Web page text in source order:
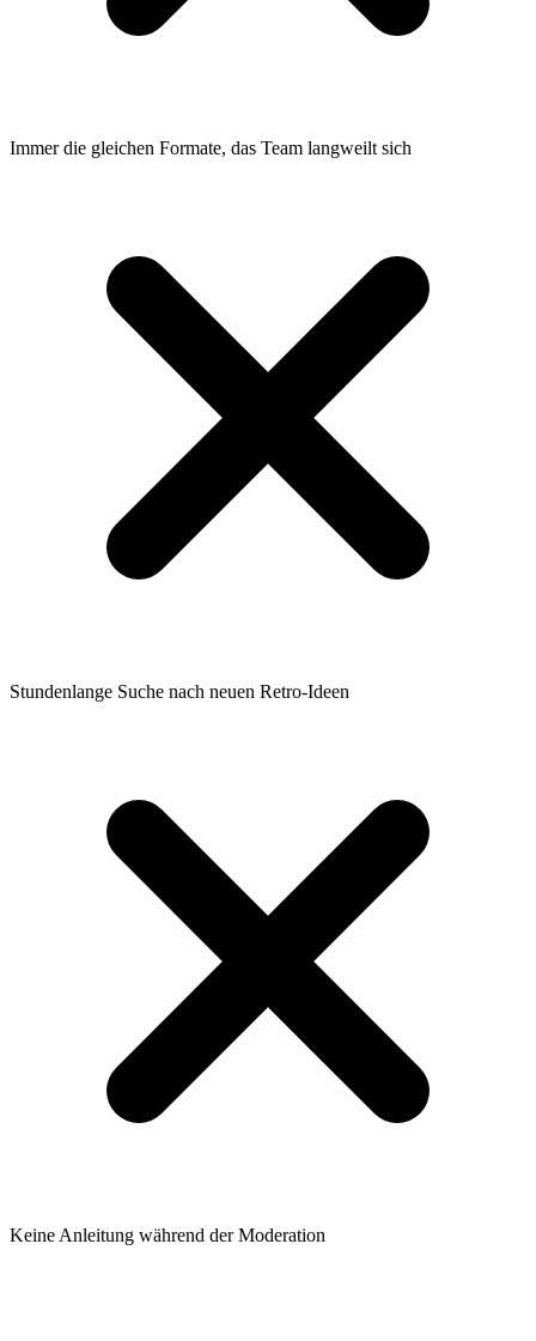
Immer die gleichen Formate, das Team langweilt sich
Stundenlange Suche nach neuen Retro-Ideen
Keine Anleitung während der Moderation